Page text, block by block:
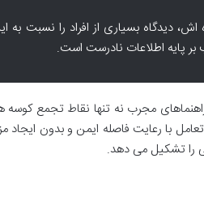
دیدگاه بسیاری از افراد را نسبت به
پایه اطلاعات نادرست است.
مجرب نه تنها نقاط تجمع کوسه
با رعایت فاصله ایمن و بدون ایجاد
را تشکیل می دهد.